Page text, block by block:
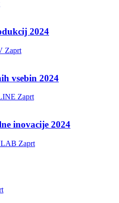
2024
Zaprt
vsebin 2024
Zaprt
inovacije 2024
Zaprt